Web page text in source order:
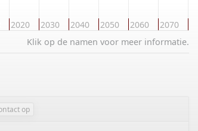
2020 2030 2040 2050 2060 2070
Klik op de namen voor meer informatie.
op